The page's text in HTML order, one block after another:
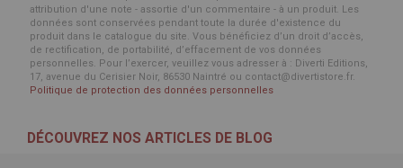
attribution d'une note - assortie d'un commentaire - à un produit. Les
données sont conservées pendant toute la durée d'existence du
produit dans le catalogue du site. Vous bénéficiez d’un droit d’accès,
de rectification, de portabilité, d’effacement de vos données
personnelles. Pour l’exercer, veuillez vous adresser à : Diverti Editions,
17, avenue du Cerisier Noir, 86530 Naintré ou contact@divertistore.fr.
Politique de protection des données personnelles
DÉCOUVREZ NOS ARTICLES DE BLOG